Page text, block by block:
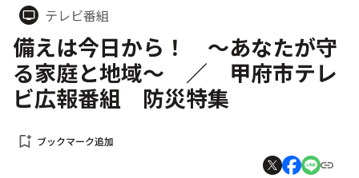
tv テレビ番組
備えは今日から！ ～あなたが守
る家庭と地域～ ／ 甲府市テレ
ビ広報番組 防災特集
bookmark_add ブックマーク追加